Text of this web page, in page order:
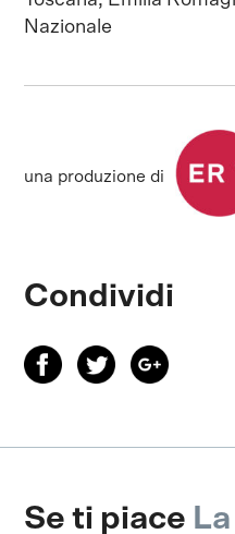
Nazionale
una produzione di
Condividi
Se ti piace